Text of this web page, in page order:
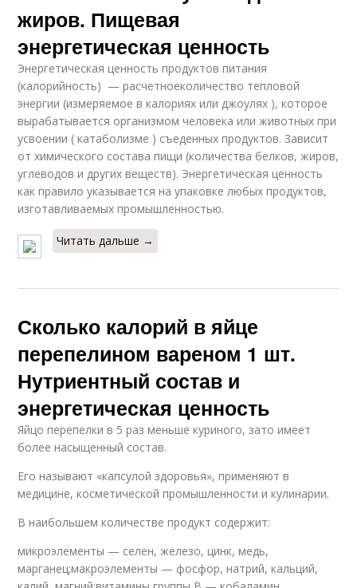
жиров. Пищевая
энергетическая ценность
Энергетическая ценность продуктов питания
(калорийность) — расчетноеколичество тепловой
энергии (измеряемое в калориях или джоулях ), которое
вырабатывается организмом человека или животных при
усвоении ( катаболизме ) съеденных продуктов. Зависит
от химического состава пищи (количества белков, жиров,
углеводов и других веществ). Энергетическая ценность
как правило указывается на упаковке любых продуктов,
изготавливаемых промышленностью.
Читать дальше →
Сколько калорий в яйце
перепелином вареном 1 шт.
Нутриентный состав и
энергетическая ценность
Яйцо перепелки в 5 раз меньше куриного, зато имеет
более насыщенный состав.
Его называют «капсулой здоровья», применяют в
медицине, косметической промышленности и кулинарии.
В наибольшем количестве продукт содержит:
микроэлементы — селен, железо, цинк, медь,
марганец;макроэлементы — фосфор, натрий, кальций,